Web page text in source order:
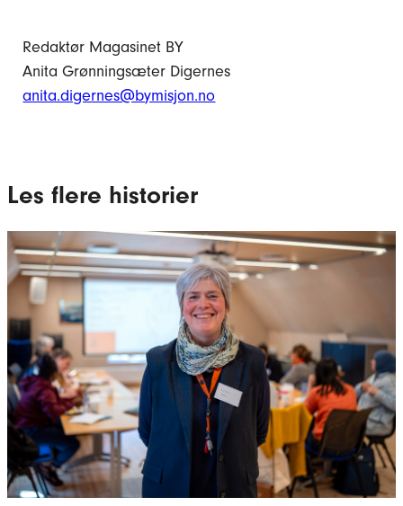
Redaktør Magasinet BY
Anita Grønningsæter Digernes
anita.digernes@bymisjon.no
Les flere historier